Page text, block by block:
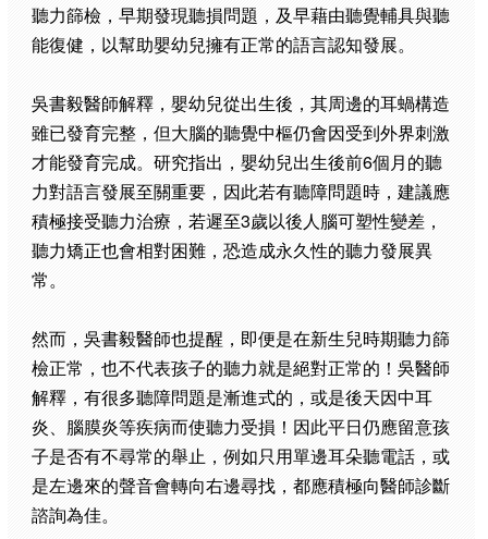
聽力篩檢，早期發現聽損問題，及早藉由聽覺輔具與聽
能復健，以幫助嬰幼兒擁有正常的語言認知發展。
吳書毅醫師解釋，嬰幼兒從出生後，其周邊的耳蝸構造
雖已發育完整，但大腦的聽覺中樞仍會因受到外界刺激
才能發育完成。研究指出，嬰幼兒出生後前6個月的聽
力對語言發展至關重要，因此若有聽障問題時，建議應
積極接受聽力治療，若遲至3歲以後人腦可塑性變差，
聽力矯正也會相對困難，恐造成永久性的聽力發展異
常。
然而，吳書毅醫師也提醒，即便是在新生兒時期聽力篩
檢正常，也不代表孩子的聽力就是絕對正常的！吳醫師
解釋，有很多聽障問題是漸進式的，或是後天因中耳
炎、腦膜炎等疾病而使聽力受損！因此平日仍應留意孩
子是否有不尋常的舉止，例如只用單邊耳朵聽電話，或
是左邊來的聲音會轉向右邊尋找，都應積極向醫師診斷
諮詢為佳。